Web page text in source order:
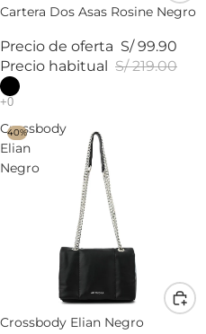
Cartera Dos Asas Rosine Negro
Precio de oferta S/ 99.90
Precio habitual S/ 219.00
Crossbody
Elian
Negro
40%
Crossbody Elian Negro